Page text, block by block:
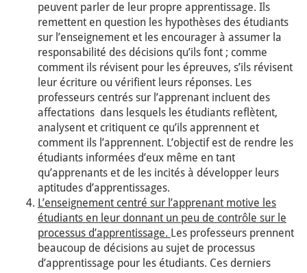
peuvent parler de leur propre apprentissage. Ils
remettent en question les hypothèses des étudiants
sur l’enseignement et les encourager à assumer la
responsabilité des décisions qu’ils font ; comme
comment ils révisent pour les épreuves, s’ils révisent
leur écriture ou vérifient leurs réponses. Les
professeurs centrés sur l’apprenant incluent des
affectations dans lesquels les étudiants reflètent,
analysent et critiquent ce qu’ils apprennent et
comment ils l’apprennent. L’objectif est de rendre les
étudiants informées d’eux même en tant
qu’apprenants et de les incités à développer leurs
aptitudes d’apprentissages.
L’enseignement centré sur l’apprenant motive les
étudiants en leur donnant un peu de contrôle sur le
processus d’apprentissage. Les professeurs prennent
beaucoup de décisions au sujet de processus
d’apprentissage pour les étudiants. Ces derniers